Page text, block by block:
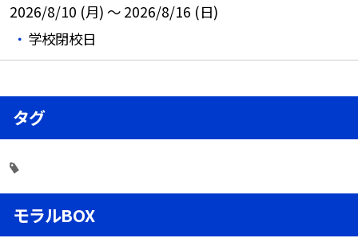
2026/8/10 (月) ～ 2026/8/16 (日)
学校閉校日
タグ
モラルBOX